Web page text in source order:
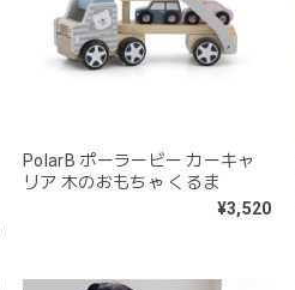
PolarB ポーラービー カーキャ
リア 木のおもちゃ くるま
¥3,520